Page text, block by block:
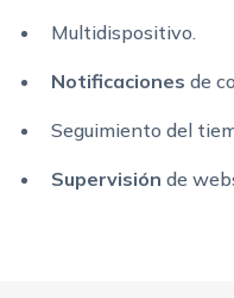
Multidispositivo.
Notificaciones de
Seguimiento del
Supervisión de